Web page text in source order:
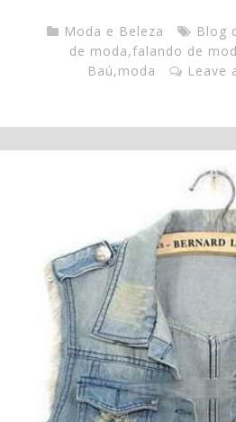
Moda e Beleza Blog
de moda,falando de
Baú,moda Leave